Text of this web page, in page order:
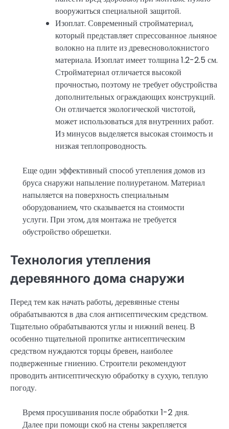
вооружиться специальной защитой.
Изоплат. Современный стройматериал,
который представляет спрессованное льняное
волокно на плите из древесноволокнистого
материала. Изоплат имеет толщина 1.2-2.5 см.
Стройматериал отличается высокой
прочностью, поэтому не требует обустройства
дополнительных ограждающих конструкций.
Он отличается экологической чистотой,
может использоваться для внутренних работ.
Из минусов выделяется высокая стоимость и
низкая теплопроводность.
Еще один эффективный способ утепления домов из
бруса снаружи напыление полиуретаном. Материал
напыляется на поверхность специальным
оборудованием, что сказывается на стоимости
услуги. При этом, для монтажа не требуется
обустройство обрешетки.
Технология утепления
деревянного дома снаружи
Перед тем как начать работы, деревянные стены
обрабатываются в два слоя антисептическим средством.
Тщательно обрабатываются углы и нижний венец. В
особенно тщательной пропитке антисептическим
средством нуждаются торцы бревен, наиболее
подверженные гниению. Строители рекомендуют
проводить антисептическую обработку в сухую, теплую
погоду.
Время просушивания после обработки 1-2 дня.
Далее при помощи скоб на стены закрепляется